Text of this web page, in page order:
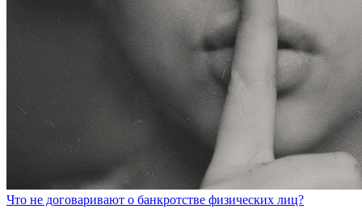
Что не договаривают о банкротстве физических лиц?